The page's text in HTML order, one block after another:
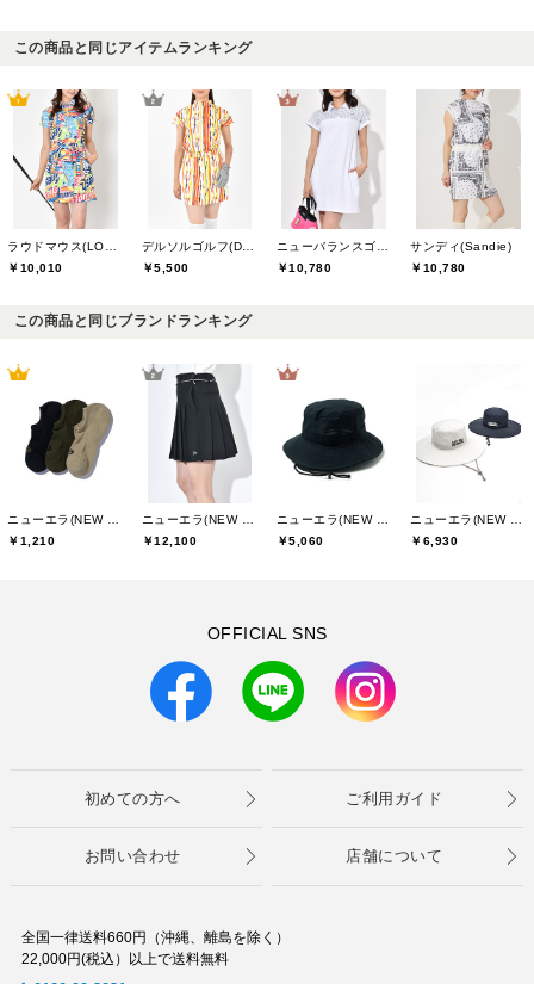
この商品と同じアイテムランキング
￥10,010
￥5,500
￥10,780
サンディ(Sandie)
￥10,780
この商品と同じブランドランキング
ニューエラ(NEW ERA)
￥1,210
ニューエラ(NEW ERA)
￥12,100
ニューエラ(NEW ERA)
￥5,060
ニューエラ(NEW ERA)
￥6,930
OFFICIAL SNS
初めての方へ ご利用ガイド
お問い合わせ 店舗について
全国一律送料660円（沖縄、離島を除く）
22,000円(税込）以上で送料無料